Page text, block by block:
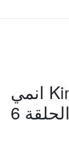
انمي Kimi Ni Todoke
الحلقة 6